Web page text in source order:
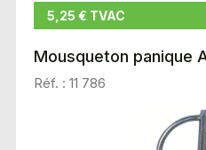
5,25 € TVAC
Mousqueton panique
Réf. : 11 786